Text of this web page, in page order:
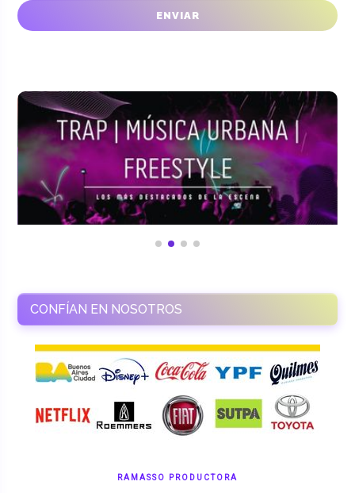
CONFÍAN EN NOSOTROS
RAMASSO PRODUCTORA